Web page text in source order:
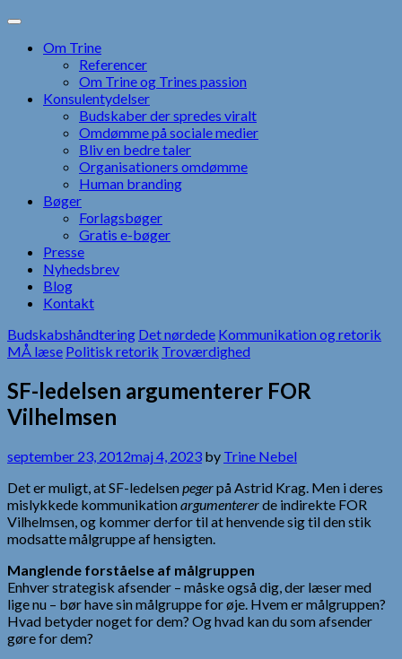
Skip
contentOm Trine
Referencer
Om Trine og Trines passion
Konsulentydelser
Budskaber der spredes viralt
Omdømme på sociale medier
Bliv en bedre taler
Organisationers omdømme
Human branding
Bøger
Forlagsbøger
Gratis e-bøger
Presse
Nyhedsbrev
Blog
Kontakt
Budskabshåndtering Det nørdede Kommunikation og retorik
MÅ læse Politisk retorik Troværdighed
SF-ledelsen argumenterer FOR
Vilhelmsen
september 23, 2012maj 4, 2023 by Trine Nebel
Det er muligt, at SF-ledelsenpegerpå Astrid Krag. Men i deres
mislykkede kommunikationargumentererde indirekte FOR
Vilhelmsen, og kommer derfor til at henvende sig til den stik
modsatte målgruppe af hensigten.
Manglende forståelse af målgruppen
Enhver strategisk afsender – måske også dig, der læser med
lige nu – bør have sin målgruppe for øje. Hvem er målgruppen?
Hvad betyder noget for dem? Og hvad kan du som afsender
gøre for dem?